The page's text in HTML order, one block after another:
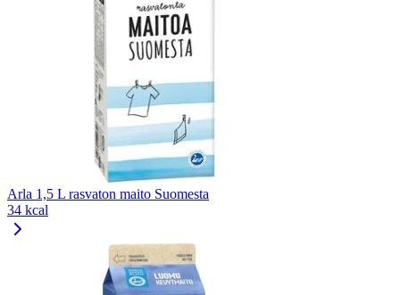
Arla 1,5 L rasvaton maito Suomesta
34 kcal